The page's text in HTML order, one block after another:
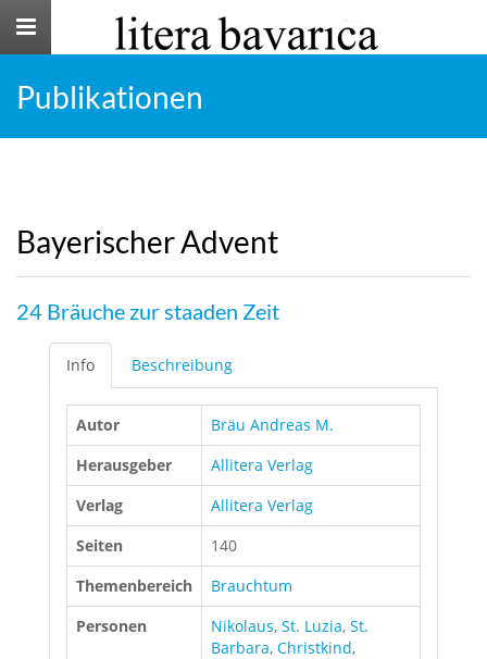
Toggle
Publikationen
Bayerischer Advent
24 Bräuche zur staaden Zeit
Info Beschreibung
Autor
Bräu Andreas M.
Herausgeber
Allitera Verlag
Verlag
Allitera Verlag
Seiten
140
Themenbereich
Brauchtum
Personen
Nikolaus, St. Luzia, St.
Barbara, Christkind,